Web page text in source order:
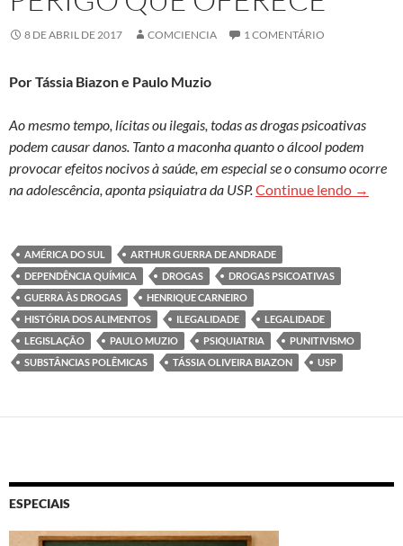
8 DE ABRIL DE 2017 COMCIENCIA 1 COMENTÁRIO
Por Tássia Biazon e Paulo Muzio
Ao mesmo tempo, lícitas ou ilegais, todas as drogas psicoativas
podem causar danos. Tanto a maconha quanto o álcool podem
provocar efeitos nocivos à saúde, em especial se o consumo ocorre
na adolescência, aponta psiquiatra da USP.Continue lendo →
AMÉRICA DO SUL
ARTHUR GUERRA DE ANDRADE
DEPENDÊNCIA QUÍMICA
DROGAS
DROGAS PSICOATIVAS
GUERRA ÀS DROGAS
HENRIQUE CARNEIRO
HISTÓRIA DOS ALIMENTOS
ILEGALIDADE
LEGALIDADE
LEGISLAÇÃO
PAULO MUZIO PSIQUIATRIA
PUNITIVISMO
SUBSTÂNCIAS POLÊMICAS
TÁSSIA OLIVEIRA BIAZON USP
ESPECIAIS